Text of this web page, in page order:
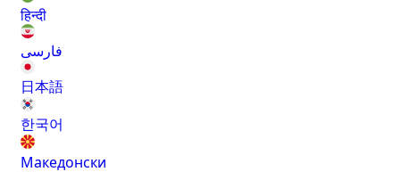
हिन्दी
فارسی
日本語
한국어
Македонски